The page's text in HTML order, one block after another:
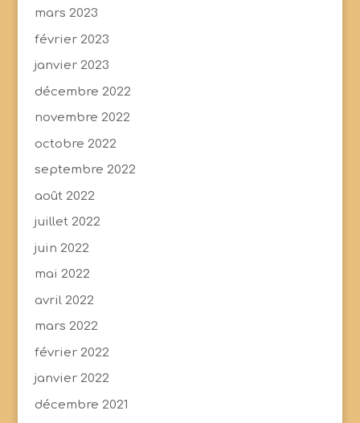
mars 2023
février 2023
janvier 2023
décembre 2022
novembre 2022
octobre 2022
septembre 2022
août 2022
juillet 2022
juin 2022
mai 2022
avril 2022
mars 2022
février 2022
janvier 2022
décembre 2021